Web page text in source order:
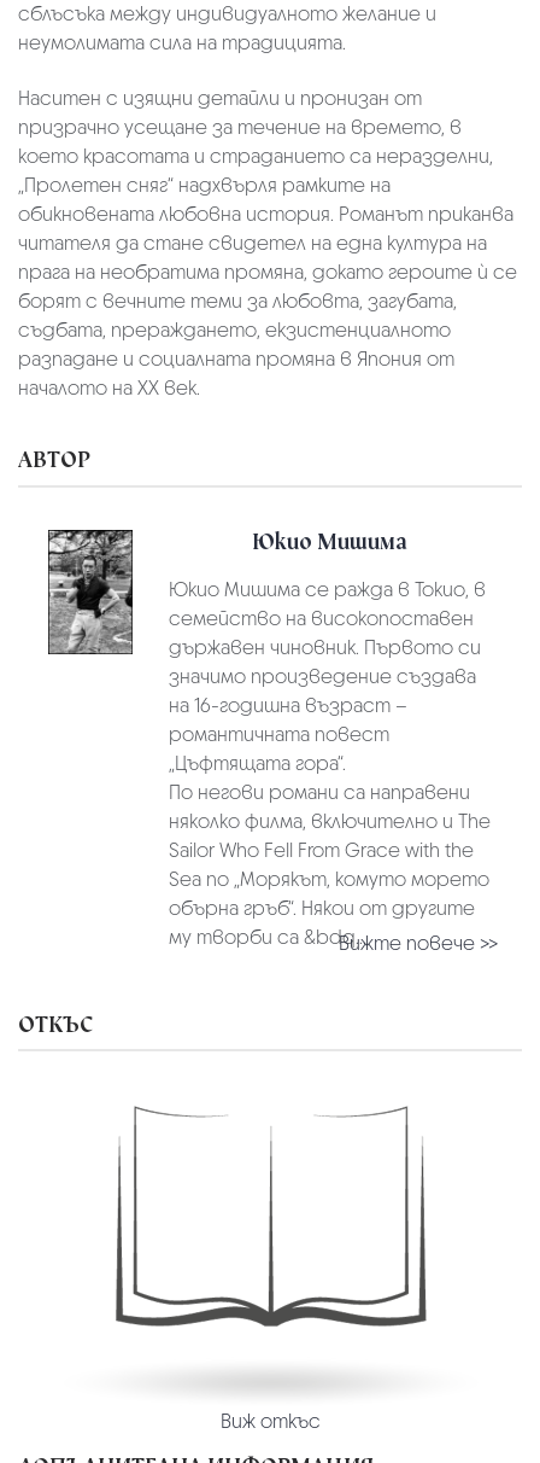
сблъсъка между индивидуалното желание и
неумолимата сила на традицията.
Наситен с изящни детайли и пронизан от
призрачно усещане за течение на времето, в
което красотата и страданието са неразделни,
„Пролетен сняг“ надхвърля рамките на
обикновената любовна история. Романът приканва
читателя да стане свидетел на една култура на
прага на необратима промяна, докато героите ѝ се
борят с вечните теми за любовта, загубата,
съдбата, прераждането, екзистенциалното
разпадане и социалната промяна в Япония от
началото на ХХ век.
АВТОР
Юкио Мишима
Юкио Мишима се ражда в Токио, в
семейство на високопоставен
държавен чиновник. Първото си
значимо произведение създава
на 16-годишна възраст –
романтичната повест
„Цъфтящата гора“.
По негови романи са направени
няколко филма, включително и The
Sailor Who Fell From Grace with the
Sea по „Морякът, комуто морето
обърна гръб“. Някои от другите
му творби са &bdq...Вижте повече >>
ОТКЪС
Виж откъс